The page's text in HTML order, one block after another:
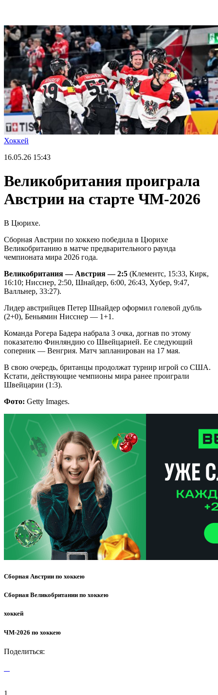
Хоккей
16.05.26 15:43
Великобритания проиграла
Австрии на старте ЧМ-2026
В Цюрихе.
Сборная Австрии по хоккею победила в Цюрихе
Великобританию в матче предварительного раунда
чемпионата мира 2026 года.
Великобритания — Австрия — 2:5 (Клементс, 15:33, Кирк,
16:10; Нисснер, 2:50, Шнайдер, 6:00, 26:43, Хубер, 9:47,
Валльнер, 33:27).
Лидер австрийцев Петер Шнайдер оформил голевой дубль
(2+0), Беньямин Нисснер — 1+1.
Команда Рогера Бадера набрала 3 очка, догнав по этому
показателю Финляндию со Швейцарией. Ее следующий
соперник — Венгрия. Матч запланирован на 17 мая.
В свою очередь, британцы продолжат турнир игрой со США.
Кстати, действующие чемпионы мира ранее проиграли
Швейцарии (1:3).
Фото: Getty Images.
Сборная Австрии по хоккею
Сборная Великобритании по хоккею
хоккей
ЧМ-2026 по хоккею
Поделиться:
1